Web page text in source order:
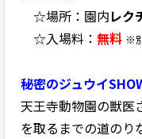
☆場所：園内レク
☆入場料： 無料 ※
秘密のジュウイ
天王寺動物園の獣医
を取るまでの道のり